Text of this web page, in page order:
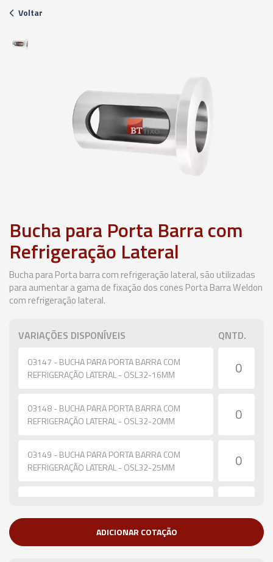
Voltar
Bucha para Porta Barra com
Refrigeração Lateral
Bucha para Porta barra com refrigeração lateral, são utilizadas
para aumentar a gama de fixação dos cones Porta Barra Weldon
com refrigeração lateral.
VARIAÇÕES DISPONÍVEIS QNTD.
03147 - BUCHA PARA PORTA BARRA COM
REFRIGERAÇÃO LATERAL - OSL32-16MM
03148 - BUCHA PARA PORTA BARRA COM
REFRIGERAÇÃO LATERAL - OSL32-20MM
03149 - BUCHA PARA PORTA BARRA COM
REFRIGERAÇÃO LATERAL - OSL32-25MM
03655 - BUCHA PARA PORTA BARRA COM
ADICIONAR COTAÇÃO